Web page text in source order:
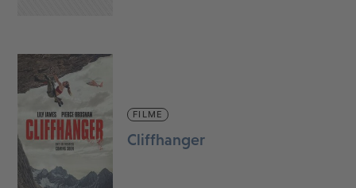
FILME
Cliffhanger